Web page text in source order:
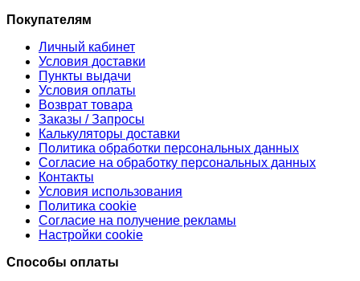
Покупателям
Личный кабинет
Условия доставки
Пункты выдачи
Условия оплаты
Возврат товара
Заказы / Запросы
Калькуляторы доставки
Политика обработки персональных данных
Согласие на обработку персональных данных
Контакты
Условия использования
Политика cookie
Согласие на получение рекламы
Настройки cookie
Способы оплаты